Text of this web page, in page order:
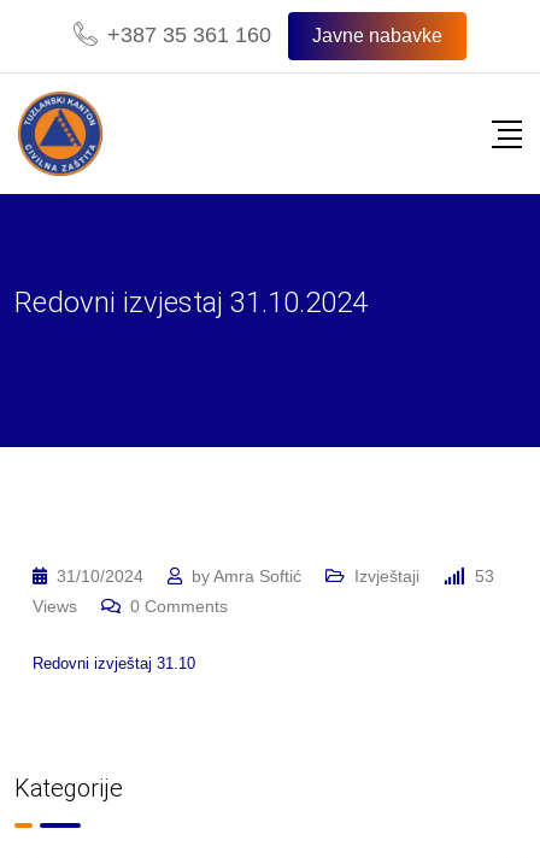
content
+387 35 361 160 Javne nabavke
Redovni izvjestaj 31.10.2024
31/10/2024 byAmra Softić Izvještaji
53
Views
0 Comments
Redovni izvještaj 31.10
Kategorije